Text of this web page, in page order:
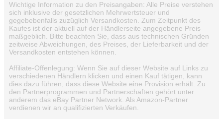
Wichtige Information zu den Preisangaben: Alle Preise verstehen
sich inklusive der gesetzlichen Mehrwertsteuer und
gegebebenfalls zuzüglich Versandkosten. Zum Zeitpunkt des
Kaufes ist der aktuell auf der Händlerseite angegebene Preis
maßgeblich. Bitte beachten Sie, dass aus technischen Gründen
zeitweise Abweichungen, des Preises, der Lieferbarkeit und der
Versandkosten entstehen können.
Affiliate-Offenlegung: Wenn Sie auf dieser Website auf Links zu
verschiedenen Händlern klicken und einen Kauf tätigen, kann
dies dazu führen, dass diese Website eine Provision erhält. Zu
den Partnerprogrammen und Partnerschaften gehört unter
anderem das eBay Partner Network. Als Amazon-Partner
verdienen wir an qualifizierten Verkäufen.